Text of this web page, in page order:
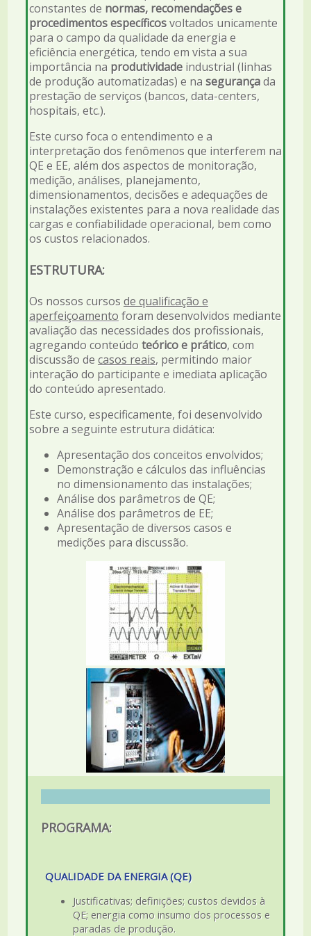
constantes de normas, recomendações e
procedimentos específicosvoltados unicamente
para o campo da qualidade da energia e
eficiência energética, tendo em vista a sua
importância na produtividadeindustrial (linhas
de produção automatizadas) e na segurançada
prestação de serviços (bancos, data-centers,
hospitais, etc.).
Este curso foca o entendimento e a
interpretação dos fenômenos que interferem na
QE e EE, além dos aspectos de monitoração,
medição, análises, planejamento,
dimensionamentos, decisões e adequações de
instalações existentes para a nova realidade das
cargas e confiabilidade operacional, bem como
os custos relacionados.
ESTRUTURA:
Os nossos cursos de qualificação e
aperfeiçoamento foram desenvolvidos mediante
avaliação das necessidades dos profissionais,
agregando conteúdo teórico e prático, com
discussão de casos reais, permitindo maior
interação do participante e imediata aplicação
do conteúdo apresentado.
Este curso, especificamente, foi desenvolvido
sobre a seguinte estrutura didática:
Apresentação dos conceitos envolvidos;
Demonstração e cálculos das influências
no dimensionamento das instalações;
Análise dos parâmetros de QE;
Análise dos parâmetros de EE;
Apresentação de diversos casos e
medições para discussão.
PROGRAMA:
QUALIDADE DA ENERGIA (QE)
Justificativas; definições; custos devidos à
QE; energia como insumo dos processos e
paradas de produção.